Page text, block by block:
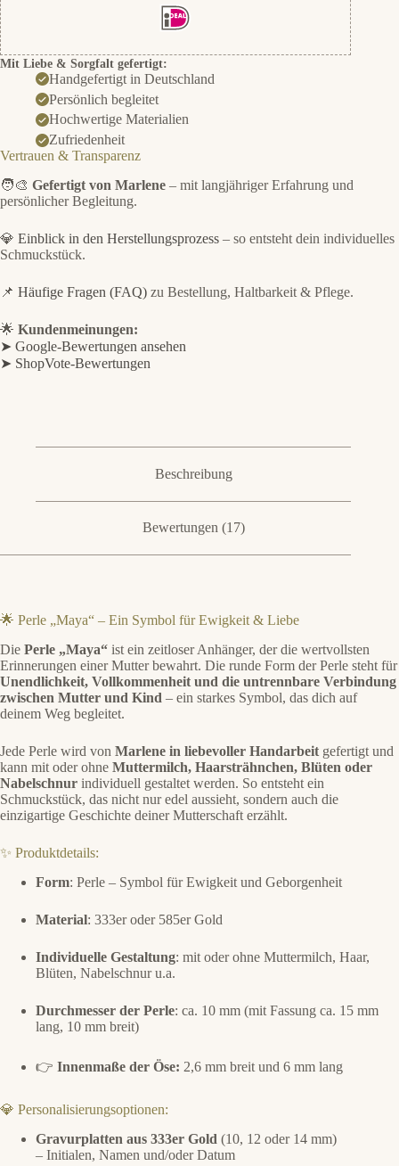
Mit Liebe & Sorgfalt gefertigt:
Handgefertigt in Deutschland
Persönlich begleitet
Hochwertige Materialien
Zufriedenheit
Vertrauen & Transparenz
🧑‍🎨 Gefertigt von Marlene – mit langjähriger Erfahrung und
persönlicher Begleitung.
💎 Einblick in den Herstellungsprozess – so entsteht dein individuelles
Schmuckstück.
📌 Häufige Fragen (FAQ) zu Bestellung, Haltbarkeit & Pflege.
🌟 Kundenmeinungen:
➤ Google-Bewertungen ansehen
➤ ShopVote-Bewertungen
Beschreibung
Bewertungen (17)
🌟 Perle „Maya“ – Ein Symbol für Ewigkeit & Liebe
Die Perle „Maya“ ist ein zeitloser Anhänger, der die wertvollsten
Erinnerungen einer Mutter bewahrt. Die runde Form der Perle steht für
Unendlichkeit, Vollkommenheit und die untrennbare Verbindung
zwischen Mutter und Kind – ein starkes Symbol, das dich auf
deinem Weg begleitet.
Jede Perle wird von Marlene in liebevoller Handarbeit gefertigt und
kann mit oder ohne Muttermilch, Haarsträhnchen, Blüten oder
Nabelschnur individuell gestaltet werden. So entsteht ein
Schmuckstück, das nicht nur edel aussieht, sondern auch die
einzigartige Geschichte deiner Mutterschaft erzählt.
✨ Produktdetails:
Form: Perle – Symbol für Ewigkeit und Geborgenheit
Material: 333er oder 585er Gold
Individuelle Gestaltung: mit oder ohne Muttermilch, Haar,
Blüten, Nabelschnur u.a.
Durchmesser der Perle: ca. 10 mm (mit Fassung ca. 15 mm
lang, 10 mm breit)
👉 Innenmaße der Öse: 2,6 mm breit und 6 mm lang
💎 Personalisierungsoptionen:
Gravurplatten aus 333er Gold (10, 12 oder 14 mm)
– Initialen, Namen und/oder Datum